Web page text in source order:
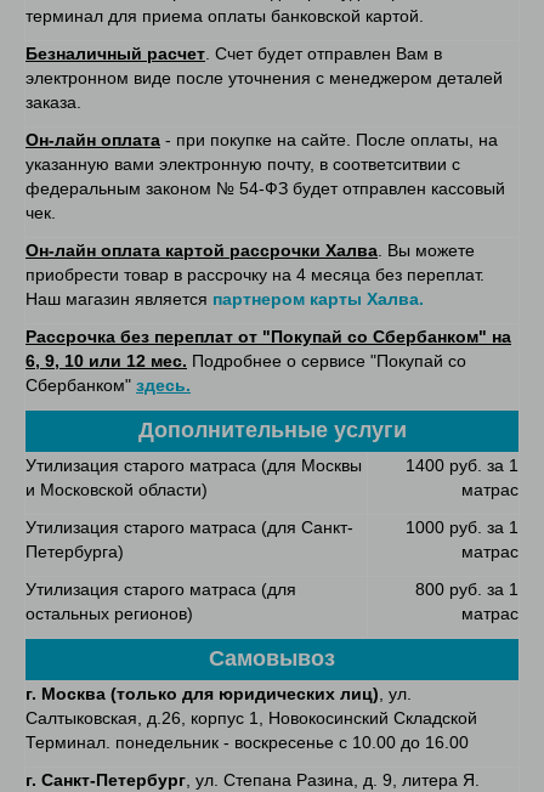
терминал для приема оплаты банковской картой.
Безналичный расчет . Счет будет отправлен Вам в
электронном виде после уточнения с менеджером деталей
заказа.
Он-лайн оплата - при покупке на сайте. После оплаты, на
указанную вами электронную почту, в соответситвии с
федеральным законом № 54-ФЗ будет отправлен кассовый
чек.
Он-лайн оплата картой рассрочки Халва . Вы можете
приобрести товар в рассрочку на 4 месяца без переплат.
Наш магазин является партнером карты Халва.
Рассрочка без переплат от "Покупай со Сбербанком" на
6, 9, 10 или 12 мес. Подробнее о сервисе "Покупай со
Сбербанком" здесь.
Дополнительные услуги
Утилизация старого матраса (для Москвы
и Московской области)
1400 руб. за 1
матрас
Утилизация старого матраса (для Санкт-
Петербурга)
1000 руб. за 1
матрас
Утилизация старого матраса (для
остальных регионов)
800 руб. за 1
матрас
Самовывоз
г. Москва (только для юридических лиц) , ул.
Салтыковская, д.26, корпус 1, Новокосинский Складской
Терминал. понедельник - воскресенье с 10.00 до 16.00
г. Санкт-Петербург , ул. Степана Разина, д. 9, литера Я.